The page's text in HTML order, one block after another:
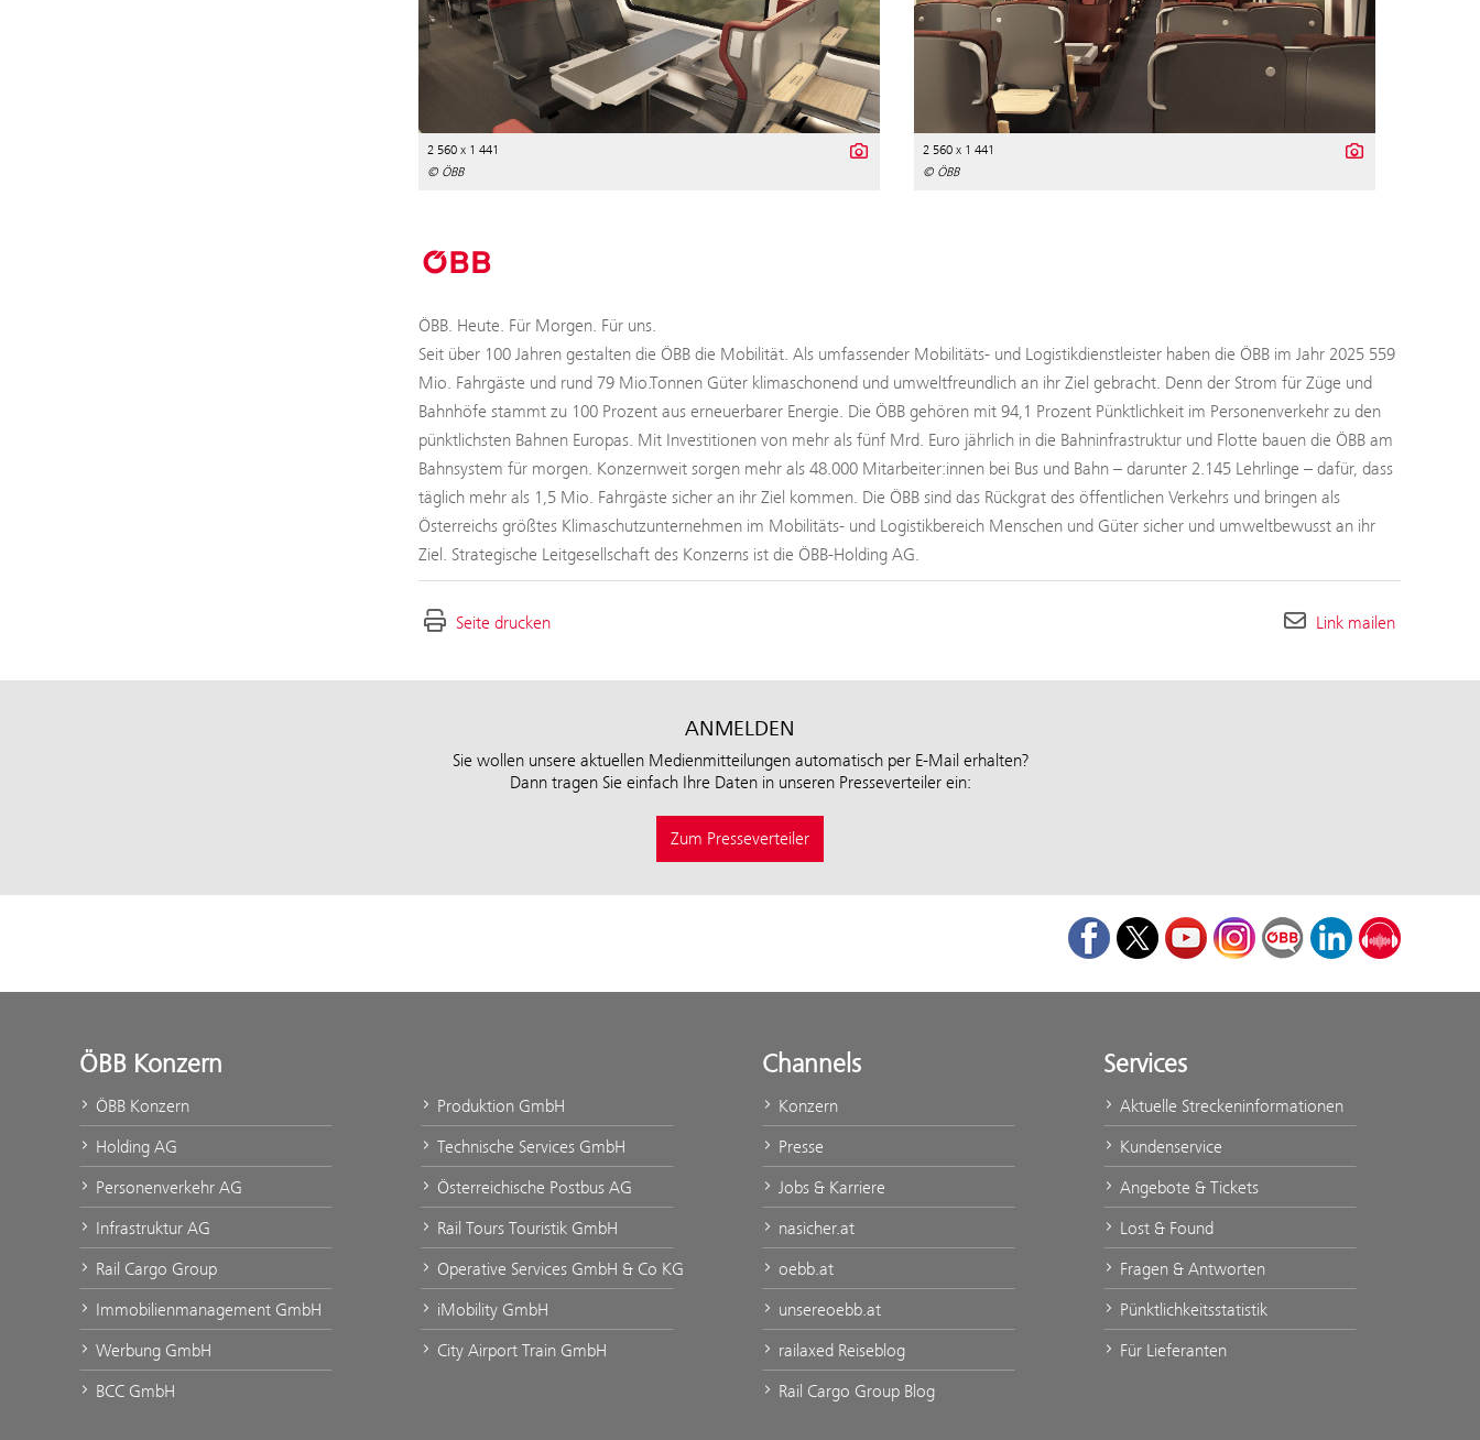
2 560 x 1 441
© ÖBB
2 560 x 1 441
© ÖBB
ÖBB. Heute. Für Morgen. Für uns.
Seit über 100 Jahren gestalten die ÖBB die Mobilität. Als umfassender Mobilitäts- und Logistikdienstleister haben die ÖBB im Jahr 2025 559
Mio. Fahrgäste und rund 79 Mio.Tonnen Güter klimaschonend und umweltfreundlich an ihr Ziel gebracht. Denn der Strom für Züge und
Bahnhöfe stammt zu 100 Prozent aus erneuerbarer Energie. Die ÖBB gehören mit 94,1 Prozent Pünktlichkeit im Personenverkehr zu den
pünktlichsten Bahnen Europas. Mit Investitionen von mehr als fünf Mrd. Euro jährlich in die Bahninfrastruktur und Flotte bauen die ÖBB am
Bahnsystem für morgen. Konzernweit sorgen mehr als 48.000 Mitarbeiter:innen bei Bus und Bahn – darunter 2.145 Lehrlinge – dafür, dass
täglich mehr als 1,5 Mio. Fahrgäste sicher an ihr Ziel kommen. Die ÖBB sind das Rückgrat des öffentlichen Verkehrs und bringen als
Österreichs größtes Klimaschutzunternehmen im Mobilitäts- und Logistikbereich Menschen und Güter sicher und umweltbewusst an ihr
Ziel. Strategische Leitgesellschaft des Konzerns ist die ÖBB-Holding AG.
Seite drucken Link mailen
ANMELDEN
Sie wollen unsere aktuellen Medienmitteilungen automatisch per E-Mail erhalten?
Dann tragen Sie einfach Ihre Daten in unseren Presseverteiler ein:
Zum Presseverteiler
FacebookTwitterYoutubeInstagramÖBB Corporate Blog
LinkedInPodcast
ÖBB Konzern
ÖBB Konzern
Holding AG
Personenverkehr AG
Infrastruktur AG
Rail Cargo Group
Immobilienmanagement GmbH
Werbung GmbH
BCC GmbH
Produktion GmbH
Technische Services GmbH
Österreichische Postbus AG
Rail Tours Touristik GmbH
Operative Services GmbH & Co KG
iMobility GmbH
City Airport Train GmbH
Channels
Konzern
Presse
Jobs & Karriere
nasicher.at
oebb.at
unsereoebb.at
railaxed Reiseblog
Rail Cargo Group Blog
Services
Aktuelle Streckeninformationen
Kundenservice
Angebote & Tickets
Lost & Found
Fragen & Antworten
Pünktlichkeitsstatistik
Für Lieferanten